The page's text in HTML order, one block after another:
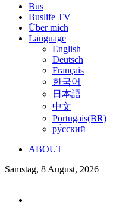
Bus
Buslife TV
Über mich
Language
English
Deutsch
Français
한국어
日本語
中文
Portugais(BR)
ру́сский
ABOUT
Samstag, 8 August, 2026